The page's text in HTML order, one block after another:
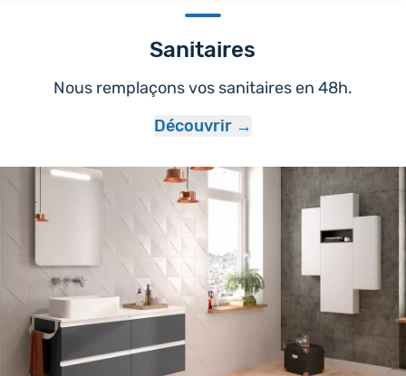
Sanitaires
Nous remplaçons vos sanitaires en 48h.
Découvrir